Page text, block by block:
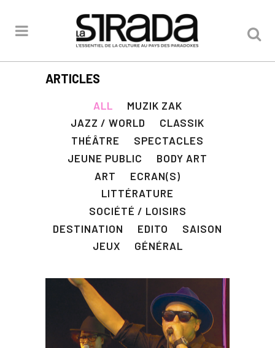
ARTICLES
ALL
MUZIK ZAK
JAZZ / WORLD
CLASSIK
THÉÂTRE
SPECTACLES
JEUNE PUBLIC
BODY ART
ART
ECRAN(S)
LITTÉRATURE
SOCIÉTÉ / LOISIRS
DESTINATION
EDITO
SAISON
JEUX
GÉNÉRAL